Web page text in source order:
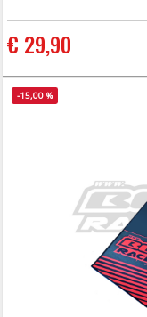
€ 29,90
-15,00 %